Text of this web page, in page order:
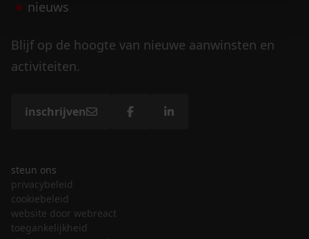
nieuws
Blijf op de hoogte van nieuwe aanwinsten en
activiteiten.
inschrijven
steun ons
privacybeleid
cookiebeleid
website door webreact
toegankelijkheid